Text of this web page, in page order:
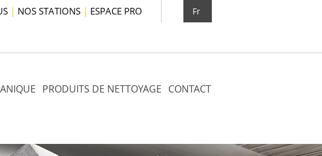
| NOS STATIONS | ESPACE PRO Fr
PRODUITS DE NETTOYAGE CONTACT